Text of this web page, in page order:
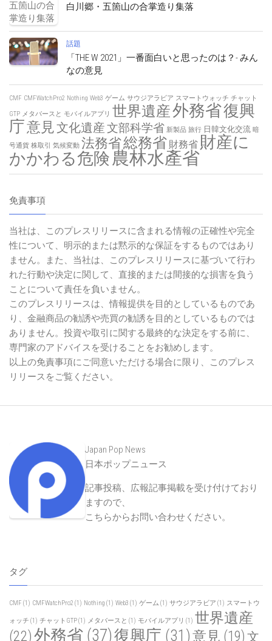
白川郷・五箇山の合掌造り集落
話題
「THE W 2021」一番面白いと思ったのは？- みん
なの意見
CMF CMFWatchPro2 Nothing Web3 ゲーム サウジアラビア スマートウォッチ チャット
GTP メタバースと モバイルアプリ 世界遺産外務省復興
庁意見文化遺産文部科学省 新製品 旅行 日韓文化交流 暗
号通貨 株取引 気候変動 法務省総務省 財務省 財産に
かかわる危険 農林水產省
免責事項
当社は、このプレスリリースに含まれる情報の正確性や完全
性について、明示的または黙示的な保証をするものではあり
ません。また、当社は、このプレスリリースに基づいて行わ
れた行動や決定に関して、直接的または間接的な損害を負う
ことについて責任を負いません。
このプレスリリースは、情報提供を目的としているものであ
り、金融商品の勧誘や売買の勧誘を目的としているものでは
ありません。投資や取引に関する最終的な決定をする前に、
専門家のアドバイスを受けることをお勧めします。
以上の免責事項にご同意いただける場合に限り、このプレス
リリースをご覧ください。
Japan Pop News
日本ポップニュース
記事投稿、広報記事掲載を受け付けており
ますので、
こちらからお問い合わせください。
タグ
CMF (1) CMFWatchPro2 (1) Nothing (1) Web3 (1) ゲーム (1) サウジアラビア (1) スマートウ
ォッチ (1) チャットGTP(1) メタバースと (1) モバイルアプリ (1) 世界遺産
(22)外務省 (37)復興庁 (31)意見 (19) 文